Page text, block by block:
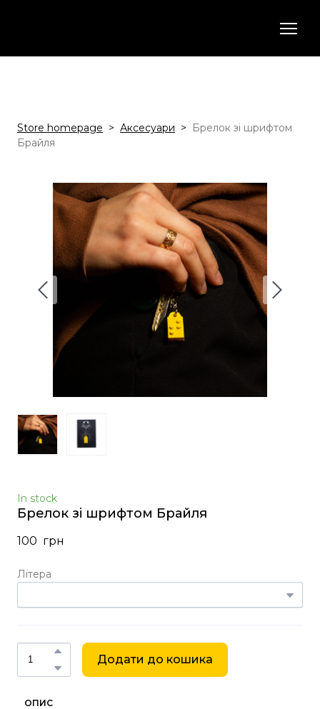
Store homepage Аксесуари
Брелок зі шрифтом
Брайля
In stock
Брелок зі шрифтом Брайля
100  грн
Літера
Додати до кошика
ОПИС